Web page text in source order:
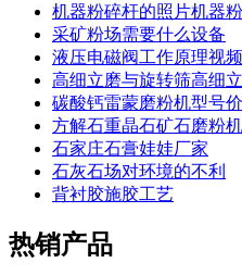
机器粉碎杆的照片机器
采矿粉场需要什么设备
液压电磁阀工作原理视频
高细立磨与旋转筛高细
碳酸钙雷蒙磨粉机型号
方解石重晶石矿石磨粉
石家庄石膏娃娃厂家
石灰石场对环境的不利
背衬胶施胶工艺
热销产品